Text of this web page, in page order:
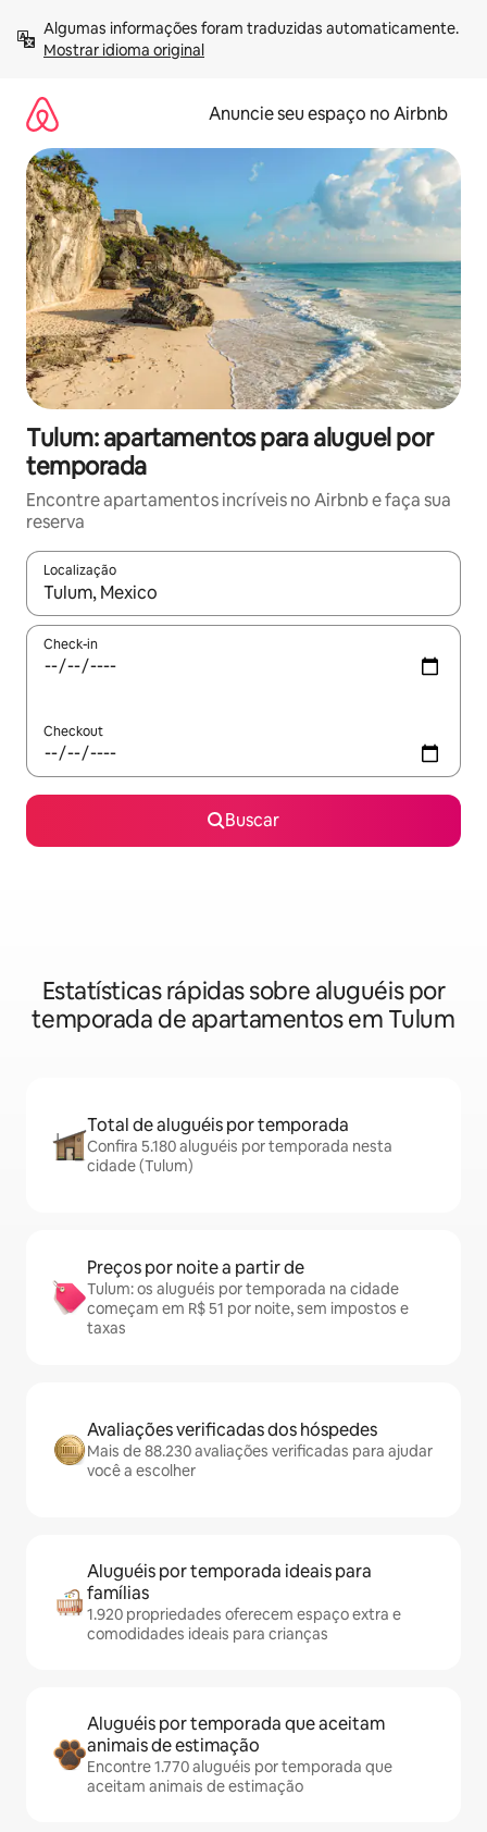
para
Mostrar idioma original
Anuncie seu espaço no Airbnb
Tulum: apartamentos para aluguel por
temporada
Encontre apartamentos incríveis no Airbnb e faça sua
reserva
Localização
Quando os resultados estiverem disponíveis, explore-os
Check-in
Checkout
Buscar
Estatísticas rápidas sobre aluguéis por
temporada de apartamentos em Tulum
Total de aluguéis por temporada
Confira 5.180 aluguéis por temporada nesta
cidade (Tulum)
Preços por noite a partir de
Tulum: os aluguéis por temporada na cidade
começam em R$ 51 por noite, sem impostos e
taxas
Avaliações verificadas dos hóspedes
Mais de 88.230 avaliações verificadas para ajudar
você a escolher
Aluguéis por temporada ideais para
famílias
1.920 propriedades oferecem espaço extra e
comodidades ideais para crianças
Aluguéis por temporada que aceitam
animais de estimação
Encontre 1.770 aluguéis por temporada que
aceitam animais de estimação